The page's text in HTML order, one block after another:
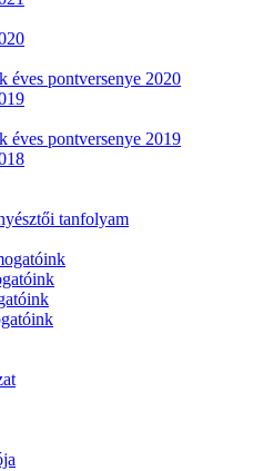
éves pontversenye 2020
éves pontversenye 2019
tanfolyam